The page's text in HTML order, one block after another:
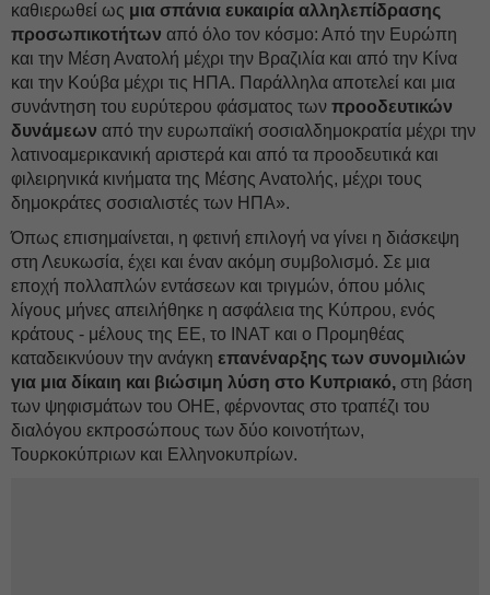
καθιερωθεί ως μια σπάνια ευκαιρία αλληλεπίδρασης
προσωπικοτήτων από όλο τον κόσμο: Από την Ευρώπη
και την Μέση Ανατολή μέχρι την Βραζιλία και από την Κίνα
και την Κούβα μέχρι τις ΗΠΑ. Παράλληλα αποτελεί και μια
συνάντηση του ευρύτερου φάσματος των προοδευτικών
δυνάμεων από την ευρωπαϊκή σοσιαλδημοκρατία μέχρι την
λατινοαμερικανική αριστερά και από τα προοδευτικά και
φιλειρηνικά κινήματα της Μέσης Ανατολής, μέχρι τους
δημοκράτες σοσιαλιστές των ΗΠΑ».
Όπως επισημαίνεται, η φετινή επιλογή να γίνει η διάσκεψη
στη Λευκωσία, έχει και έναν ακόμη συμβολισμό. Σε μια
εποχή πολλαπλών εντάσεων και τριγμών, όπου μόλις
λίγους μήνες απειλήθηκε η ασφάλεια της Κύπρου, ενός
κράτους - μέλους της ΕΕ, το ΙΝΑΤ και ο Προμηθέας
καταδεικνύουν την ανάγκη επανέναρξης των συνομιλιών
για μια δίκαιη και βιώσιμη λύση στο Κυπριακό, στη βάση
των ψηφισμάτων του ΟΗΕ, φέρνοντας στο τραπέζι του
διαλόγου εκπροσώπους των δύο κοινοτήτων,
Τουρκοκύπριων και Ελληνοκυπρίων.